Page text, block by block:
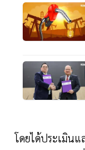
โดยได้ประเมิน